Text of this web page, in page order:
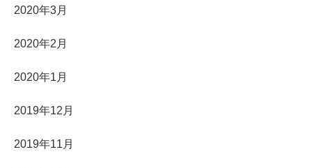
2020年3月
2020年2月
2020年1月
2019年12月
2019年11月